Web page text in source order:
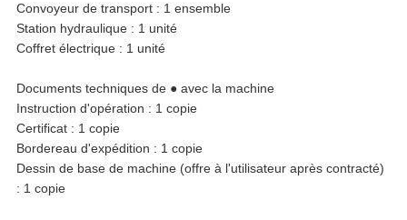
Convoyeur de transport : 1 ensemble
Station hydraulique : 1 unité
Coffret électrique : 1 unité
Documents techniques de ● avec la machine
Instruction d'opération : 1 copie
Certificat : 1 copie
Bordereau d'expédition : 1 copie
Dessin de base de machine (offre à l'utilisateur après contracté)
: 1 copie